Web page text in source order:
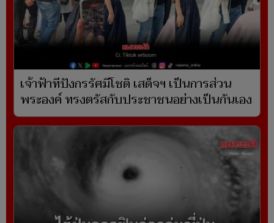
เจ้าฟ้าทีปังกรรัศมีโชติ เสด็จฯ เป็นการส่วน
พระองค์ ทรงตรัสกับประชาชนอย่างเป็นกันเอง